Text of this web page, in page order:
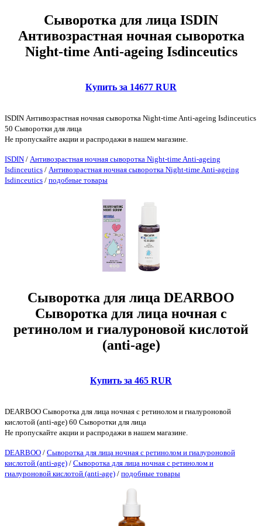
Сыворотка для лица ISDIN
Антивозрастная ночная сыворотка
Night-time Anti-ageing Isdinceutics
Купить за 14677 RUR
ISDIN Антивозрастная ночная сыворотка Night-time Anti-ageing Isdinceutics
50 Сыворотки для лица
Не пропускайте акции и распродажи в нашем магазине.
ISDIN / Антивозрастная ночная сыворотка Night-time Anti-ageing
Isdinceutics / Антивозрастная ночная сыворотка Night-time Anti-ageing
Isdinceutics / подобные товары
Сыворотка для лица DEARBOO
Сыворотка для лица ночная с
ретинолом и гиалуроновой кислотой
(anti-age)
Купить за 465 RUR
DEARBOO Сыворотка для лица ночная с ретинолом и гиалуроновой
кислотой (anti-age) 60 Сыворотки для лица
Не пропускайте акции и распродажи в нашем магазине.
DEARBOO / Сыворотка для лица ночная с ретинолом и гиалуроновой
кислотой (anti-age) / Сыворотка для лица ночная с ретинолом и
гиалуроновой кислотой (anti-age) / подобные товары